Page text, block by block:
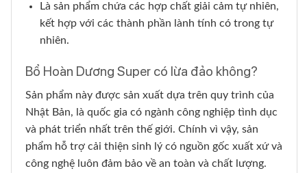
Là sản phẩm chứa các hợp chất giải cảm tự nhiên,
kết hợp với các thành phần lành tính có trong tự
nhiên.
Bổ Hoàn Dương Super có lừa đảo không?
Sản phẩm này được sản xuất dựa trên quy trình của
Nhật Bản, là quốc gia có ngành công nghiệp tình dục
và phát triển nhất trên thế giới. Chính vì vậy, sản
phẩm hỗ trợ cải thiện sinh lý có nguồn gốc xuất xứ và
công nghệ luôn đảm bảo về an toàn và chất lượng.